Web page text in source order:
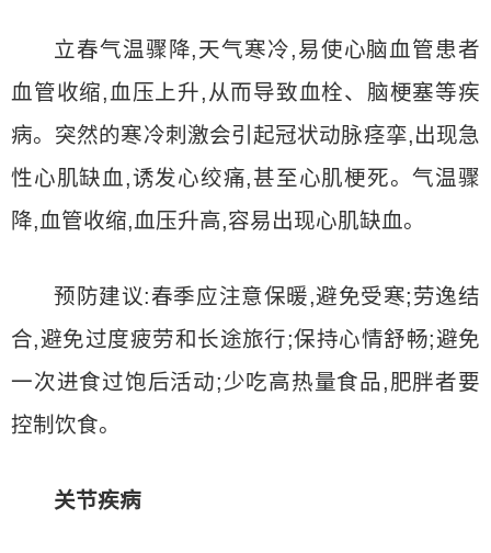
立春气温骤降,天气寒冷,易使心脑血管患者
血管收缩,血压上升,从而导致血栓、脑梗塞等疾
病。突然的寒冷刺激会引起冠状动脉痉挛,出现急
性心肌缺血,诱发心绞痛,甚至心肌梗死。气温骤
降,血管收缩,血压升高,容易出现心肌缺血。
预防建议:春季应注意保暖,避免受寒;劳逸结
合,避免过度疲劳和长途旅行;保持心情舒畅;避免
一次进食过饱后活动;少吃高热量食品,肥胖者要
控制饮食。
关节疾病